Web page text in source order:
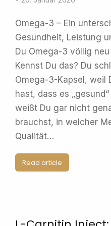
Omega-3 – Ein
Gesundheit, Leistung
Du Omega-3 völlig
Kennst Du das? Du
Omega-3-Kapsel, weil
hast, dass es
weißt Du gar nicht
brauchst, in welcher
Qualität…
Read article